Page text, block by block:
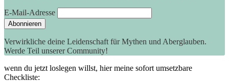
E-Mail-Adresse
Verwirkliche deine Leidenschaft für Mythen und Aberglauben.
Werde Teil unserer Community!
wenn⁣ du jetzt loslegen willst, hier meine sofort umsetzbare
Checkliste: